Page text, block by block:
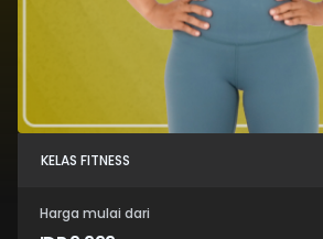
KELAS FITNESS
Harga mulai dari